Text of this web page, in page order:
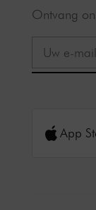
Ontvang
App